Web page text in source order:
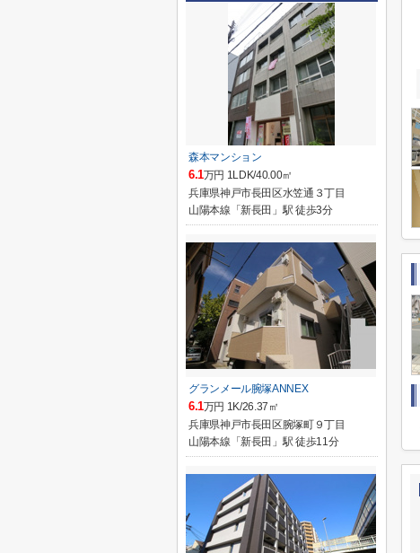
森本マンション
6.1万円 1LDK/40.00㎡
兵庫県神戸市長田区水笠通３丁目
山陽本線「新長田」駅 徒歩3分
グランメール腕塚ANNEX
6.1万円 1K/26.37㎡
兵庫県神戸市長田区腕塚町９丁目
山陽本線「新長田」駅 徒歩11分